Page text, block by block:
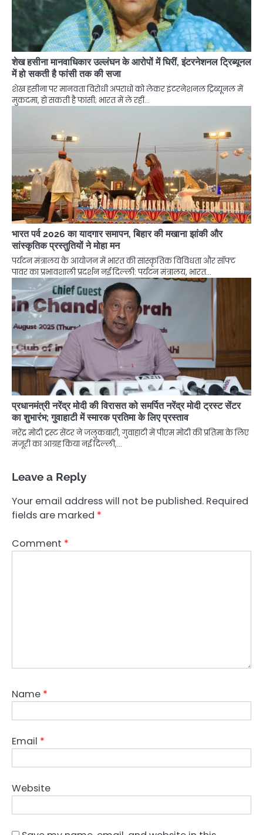
शेख हसीना मानवाधिकार उल्लंघन के आरोपों में घिरीं, इंटरनेशनल ट्रिब्यूनल
में हो सकती है फांसी तक की सजा
शेख हसीना पर मानवता विरोधी अपराधों को लेकर इंटरनेशनल ट्रिब्यूनल में
मुकदमा, हो सकती है फांसी; भारत में ले रहीं…
भारत पर्व 2026 का यादगार समापन, बिहार की मखाना झांकी और
सांस्कृतिक प्रस्तुतियों ने मोहा मन
पर्यटन मंत्रालय के आयोजन में भारत की सांस्कृतिक विविधता और सॉफ्ट
पावर का प्रभावशाली प्रदर्शन नई दिल्ली: पर्यटन मंत्रालय, भारत…
प्रधानमंत्री नरेंद्र मोदी की विरासत को समर्पित नरेंद्र मोदी ट्रस्ट सेंटर
का शुभारंभ; गुवाहाटी में स्मारक प्रतिमा के लिए प्रस्ताव
नरेंद्र मोदी ट्रस्ट सेंटर ने जलुकबारी, गुवाहाटी में पीएम मोदी की प्रतिमा के लिए
मंजूरी का आग्रह किया नई दिल्ली,…
Leave a Reply
Your email address will not be published. Required
fields are marked *
Comment *
Name *
Email *
Website